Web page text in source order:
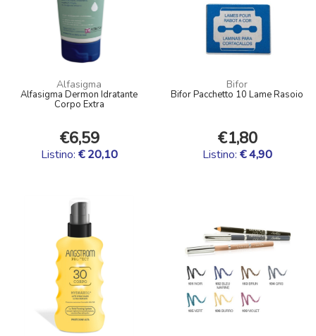
Alfasigma
Alfasigma Dermon Idratante
Corpo Extra
€6,59
Listino: € 20,10
Bifor
Bifor Pacchetto 10 Lame Rasoio
€1,80
Listino: € 4,90